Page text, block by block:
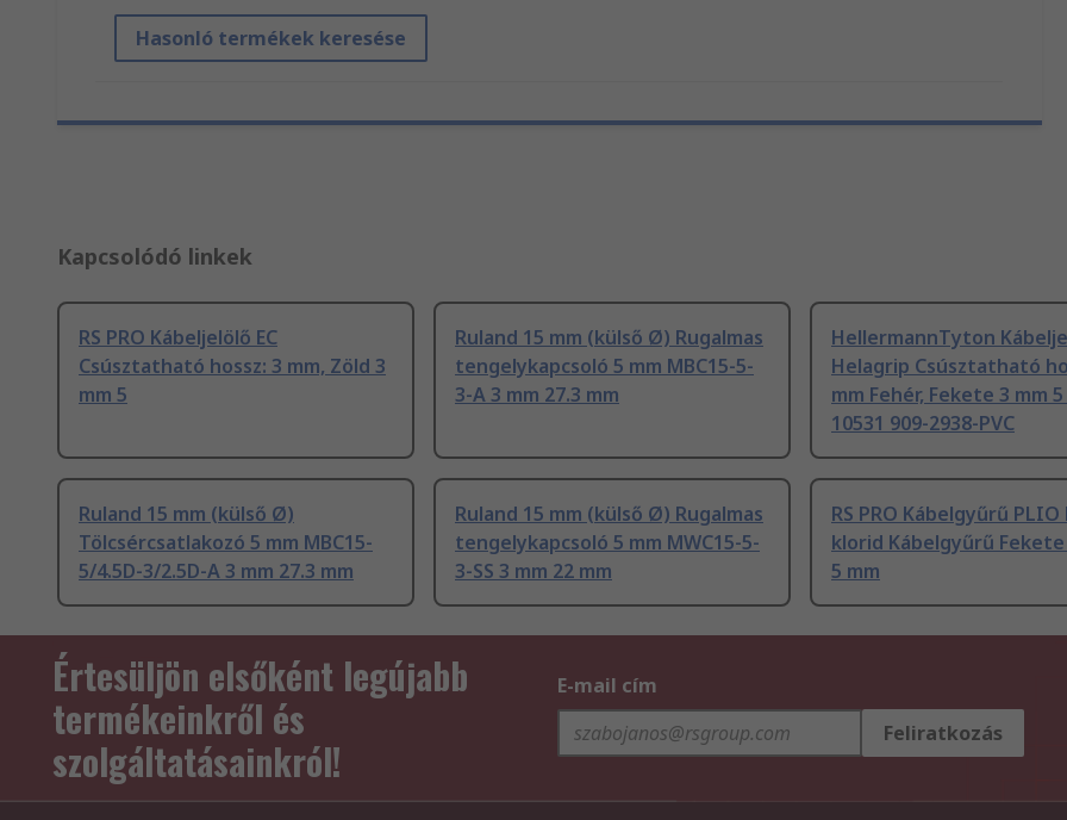
Hasonló termékek keresése
Kapcsolódó linkek
RS PRO Kábeljelölő EC
Csúsztatható hossz: 3 mm, Zöld 3
mm 5
Ruland 15 mm (külső Ø) Rugalmas
tengelykapcsoló 5 mm MBC15-5-
3-A 3 mm 27.3 mm
HellermannTyton
Helagrip Csúsztatható
mm Fehér, Fekete 3 mm
10531 909-2938-PVC
Ruland 15 mm (külső Ø)
Tölcsércsatlakozó 5 mm MBC15-
5/4.5D-3/2.5D-A 3 mm 27.3 mm
Ruland 15 mm (külső Ø) Rugalmas
tengelykapcsoló 5 mm MWC15-5-
3-SS 3 mm 22 mm
RS PRO Kábelgyűrű
klorid Kábelgyűrű
5 mm
Értesüljön elsőként legújabb
termékeinkről és
szolgáltatásainkról!
E-mail cím
Feliratkozás